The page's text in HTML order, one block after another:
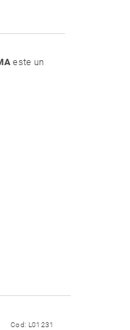
este un
Cod: L01231